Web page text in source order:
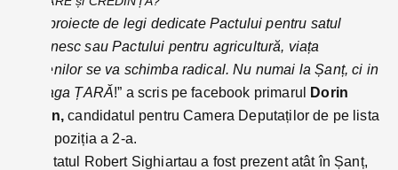
Prin proiecte de legi dedicate Pactului pentru satul
românesc sau Pactului pentru agricultură, viața
oamenilor se va schimba radical. Nu numai la Șanț, ci in
întreaga ȚARĂ!” a scris pe facebook primarul
Dorin
Vlașin, candidatul pentru Camera Deputaților de pe lista
PNL, poziția a 2-a.
Deputatul Robert Sighiartau a fost prezent atât în Șanț,